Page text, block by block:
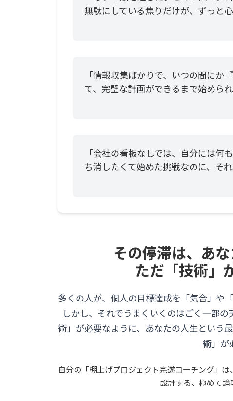
無駄にしている焦りだけが、ずっと心
「情報収集ばかりで、いつの間にか
て、完璧な計画ができるまで始められ
「会社の看板なしでは、自分には何
ち消したくて始めた挑戦なのに、そ
その停滞は、あな
ただ「技術」
多くの人が、個人の目標達成を「気合」や
しかし、それでうまくいくのはごく一部
術」が必要なように、あなたの人生という
術」 が
自分の「棚上げプロジェクト完遂コーチング」は
設計する、極めて論